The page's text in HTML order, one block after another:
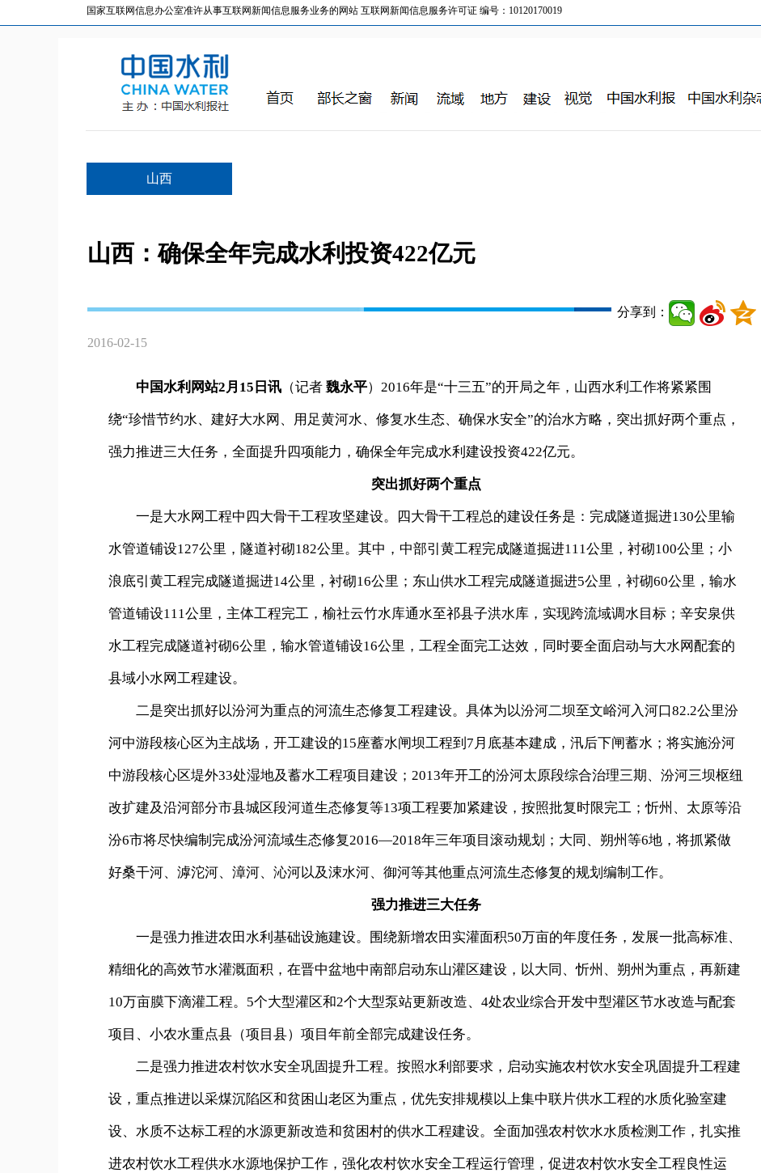
国家互联网信息办公室准许从事互联网新闻信息服务业务的网站 互联网新闻信息服务许可证 编号：10120170019
山西
山西：确保全年完成水利投资422亿元
分享到：
2016-02-15
中国水利网站2月15日讯 （记者 魏永平）2016年是“十三五”的开局之年，山西水利工作将紧紧围
绕“珍惜节约水、建好大水网、用足黄河水、修复水生态、确保水安全”的治水方略，突出抓好两个重点，
强力推进三大任务，全面提升四项能力，确保全年完成水利建设投资422亿元。
突出抓好两个重点
一是大水网工程中四大骨干工程攻坚建设。四大骨干工程总的建设任务是：完成隧道掘进130公里输
水管道铺设127公里，隧道衬砌182公里。其中，中部引黄工程完成隧道掘进111公里，衬砌100公里；小
浪底引黄工程完成隧道掘进14公里，衬砌16公里；东山供水工程完成隧道掘进5公里，衬砌60公里，输水
管道铺设111公里，主体工程完工，榆社云竹水库通水至祁县子洪水库，实现跨流域调水目标；辛安泉供
水工程完成隧道衬砌6公里，输水管道铺设16公里，工程全面完工达效，同时要全面启动与大水网配套的
县域小水网工程建设。
二是突出抓好以汾河为重点的河流生态修复工程建设。具体为以汾河二坝至文峪河入河口82.2公里汾
河中游段核心区为主战场，开工建设的15座蓄水闸坝工程到7月底基本建成，汛后下闸蓄水；将实施汾河
中游段核心区堤外33处湿地及蓄水工程项目建设；2013年开工的汾河太原段综合治理三期、汾河三坝枢纽
改扩建及沿河部分市县城区段河道生态修复等13项工程要加紧建设，按照批复时限完工；忻州、太原等沿
汾6市将尽快编制完成汾河流域生态修复2016—2018年三年项目滚动规划；大同、朔州等6地，将抓紧做
好桑干河、滹沱河、漳河、沁河以及涑水河、御河等其他重点河流生态修复的规划编制工作。
强力推进三大任务
一是强力推进农田水利基础设施建设。围绕新增农田实灌面积50万亩的年度任务，发展一批高标准、
精细化的高效节水灌溉面积，在晋中盆地中南部启动东山灌区建设，以大同、忻州、朔州为重点，再新建
10万亩膜下滴灌工程。5个大型灌区和2个大型泵站更新改造、4处农业综合开发中型灌区节水改造与配套
项目、小农水重点县（项目县）项目年前全部完成建设任务。
二是强力推进农村饮水安全巩固提升工程。按照水利部要求，启动实施农村饮水安全巩固提升工程建
设，重点推进以采煤沉陷区和贫困山老区为重点，优先安排规模以上集中联片供水工程的水质化验室建
设、水质不达标工程的水源更新改造和贫困村的供水工程建设。全面加强农村饮水水质检测工作，扎实推
进农村饮水工程供水水源地保护工作，强化农村饮水安全工程运行管理，促进农村饮水安全工程良性运